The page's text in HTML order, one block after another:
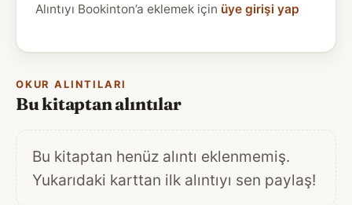
Alıntıyı Bookinton’a eklemek için üye girişi yap
OKUR ALINTILARI
Bu kitaptan alıntılar
Bu kitaptan henüz alıntı eklenmemiş.
Yukarıdaki karttan ilk alıntıyı sen paylaş!